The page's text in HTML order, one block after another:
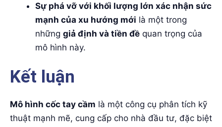
Sự phá vỡ với khối lượng lớn xác nhận sức
mạnh của xu hướng mới là một trong
những giả định và tiền đề quan trọng của
mô hình này.
Kết luận
Mô hình cốc tay cầm là một công cụ phân tích kỹ
thuật mạnh mẽ, cung cấp cho nhà đầu tư, đặc biệt